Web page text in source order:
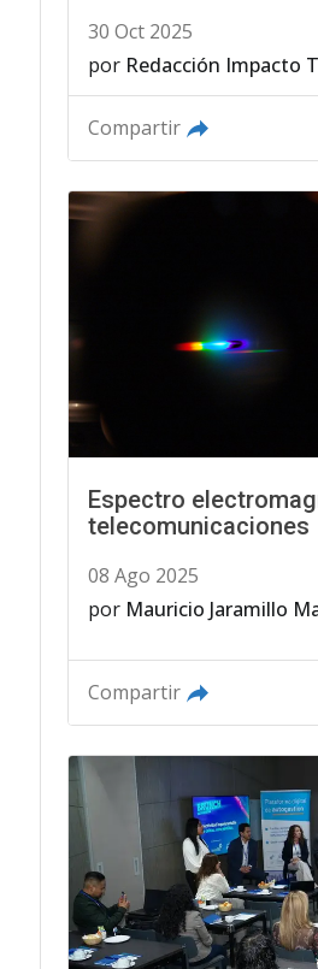
30 Oct 2025
por Redacción Impacto
Compartir
Espectro
telecomunicaciones
08 Ago 2025
por Mauricio Jaramillo
Compartir